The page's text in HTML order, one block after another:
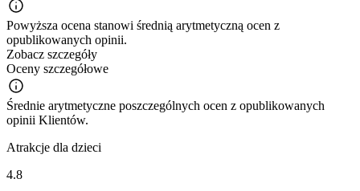
Powyższa ocena stanowi średnią arytmetyczną ocen z
opublikowanych opinii.
Zobacz szczegóły
Oceny szczegółowe
Średnie arytmetyczne poszczególnych ocen z opublikowanych
opinii Klientów.
Atrakcje dla dzieci
4.8